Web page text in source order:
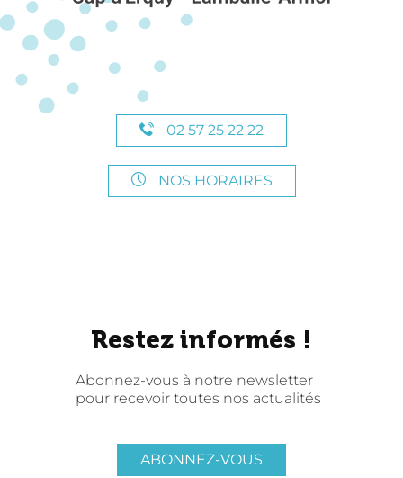
02 57 25 22 22
NOS HORAIRES
Restez informés !
Abonnez-vous à notre newsletter
pour recevoir toutes nos actualités
ABONNEZ-VOUS